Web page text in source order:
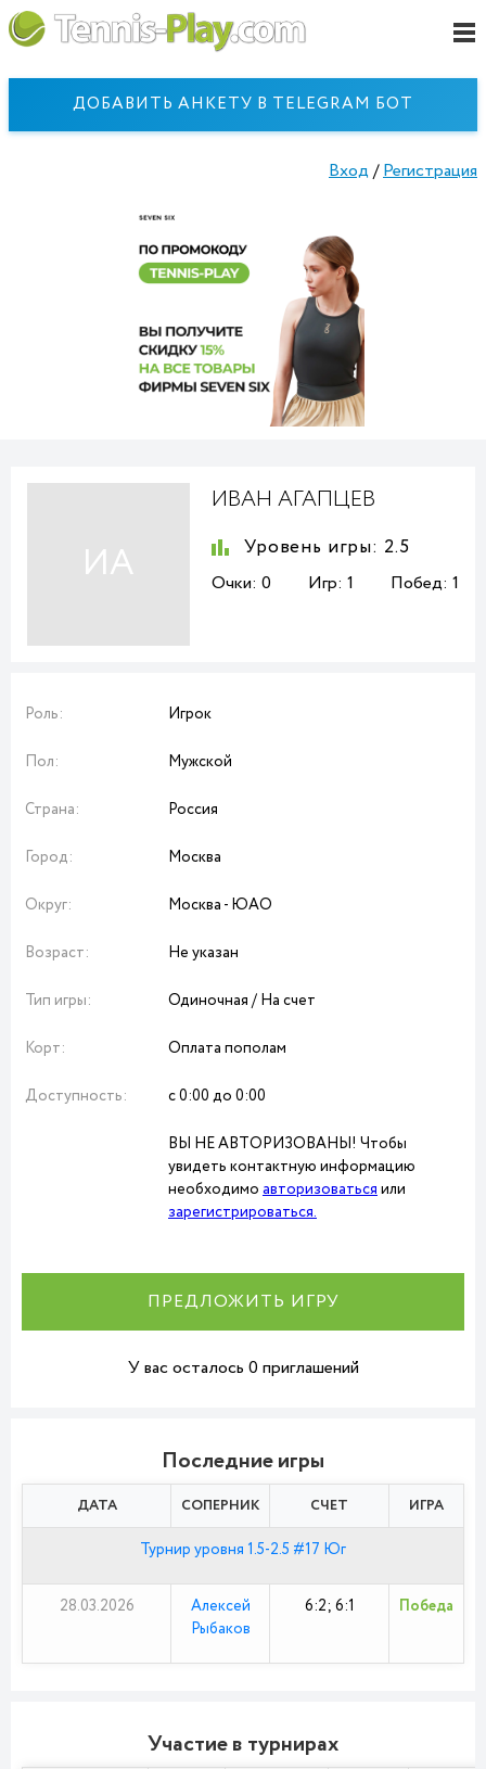
ДОБАВИТЬ АНКЕТУ В TELEGRAM БОТ
Вход /Регистрация
ИА
ИВАН АГАПЦЕВ
Уровень игры: 2.5
Очки: 0 Игр: 1 Побед: 1
Роль: Игрок
Пол: Мужской
Страна: Россия
Город: Москва
Округ: Москва - ЮАО
Возраст: Не указан
Тип игры: Одиночная / На счет
Корт: Оплата пополам
Доступность: с 0:00 до 0:00
ВЫ НЕ АВТОРИЗОВАНЫ! Чтобы
увидеть контактную информацию
необходимо авторизоватьсяили
зарегистрироваться.
ПРЕДЛОЖИТЬ ИГРУ
У вас осталось 0 приглашений
Последние игры
ДАТА СОПЕРНИК СЧЕТ ИГРА
Турнир уровня 1.5-2.5 #17 Юг
28.03.2026
Алексей
Рыбаков
6:2; 6:1 Победа
Участие в турнирах